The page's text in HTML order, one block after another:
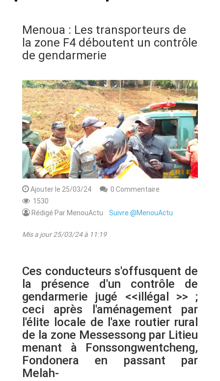
ALERTE
ANNONCE
ART & CULTURE & TRADITION
ASSAINISSEMENT
BREAKING-NEWS
CAMEROUN
PLUS
Menoua : Les transporteurs de
la zone F4 déboutent un contrôle
de gendarmerie
Ajouter le 25/03/24
0 Commentaire
1530
Rédigé Par MenouActu Suivre @MenouActu
Mis a jour 25/03/24 à 11:19
Ces conducteurs s'offusquent de
la présence d'un contrôle de
gendarmerie jugé <<illégal >> ;
ceci après l'aménagement par
l'élite locale de l'axe routier rural
de la zone Messessong par Litieu
menant à Fonssongwentcheng,
Fondonera en passant par
Melah-